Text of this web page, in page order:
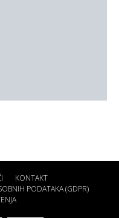
KONTAKT
PODATAKA (GDPR)